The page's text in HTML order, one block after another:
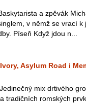
a zpěvák
v němž se vrací k
Píseň Když jdou n...
Asylum Road i
mix drtivého
tradičních romských